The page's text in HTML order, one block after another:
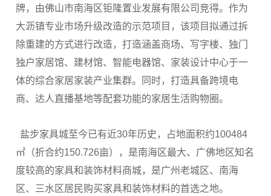
牌，由佛山市南海区钜隆置业发展有限公司竞得。作为
大沥镇专业市场升级改造的示范项目，该项目拟通过拆
除重建的方式进行改造，打造涵盖商场、写字楼、独门
独户家居馆、建材馆、智能电器馆、家装设计中心于一
体的综合家居家装产业集群。同时，打造具备跨境电
商、达人直播基地等配套功能的家居生活购物圈。
盐步家具城至今已有近30年历史，占地面积约100484
㎡（折合约150.726亩），是南海区最大、广佛地区知名
度较高的家具和装饰材料商城，是广州老城区、南海
区、三水区居民购买家具和装饰材料的首选之地。